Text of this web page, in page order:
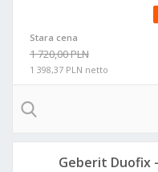
Stara cena
1 720,00 PLN
1 398,37 PLN netto
Geberit Duofix